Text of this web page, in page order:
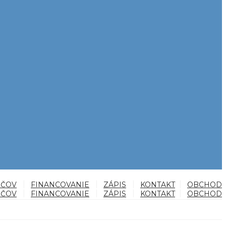
FINANCOVANIE ZÁPIS KONTAKT OBCHOD
FINANCOVANIE ZÁPIS KONTAKT OBCHOD